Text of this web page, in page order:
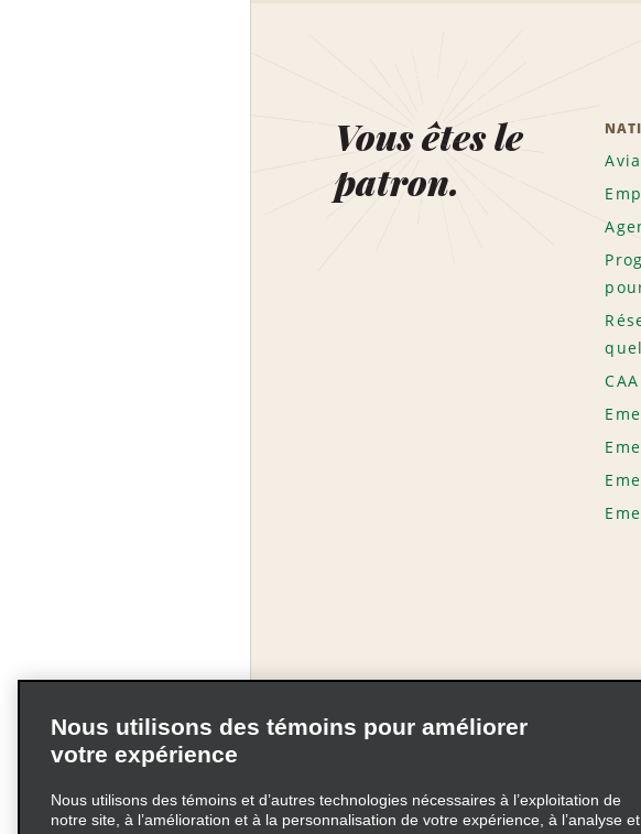
Vous êtes le
patron.
CAA
Nous utilisons des témoins pour améliorer
votre expérience
Nous utilisons des témoins et d’autres technologies nécessaires à l’exploitation de
notre site, à l’amélioration et à la personnalisation de votre expérience, à l’analyse